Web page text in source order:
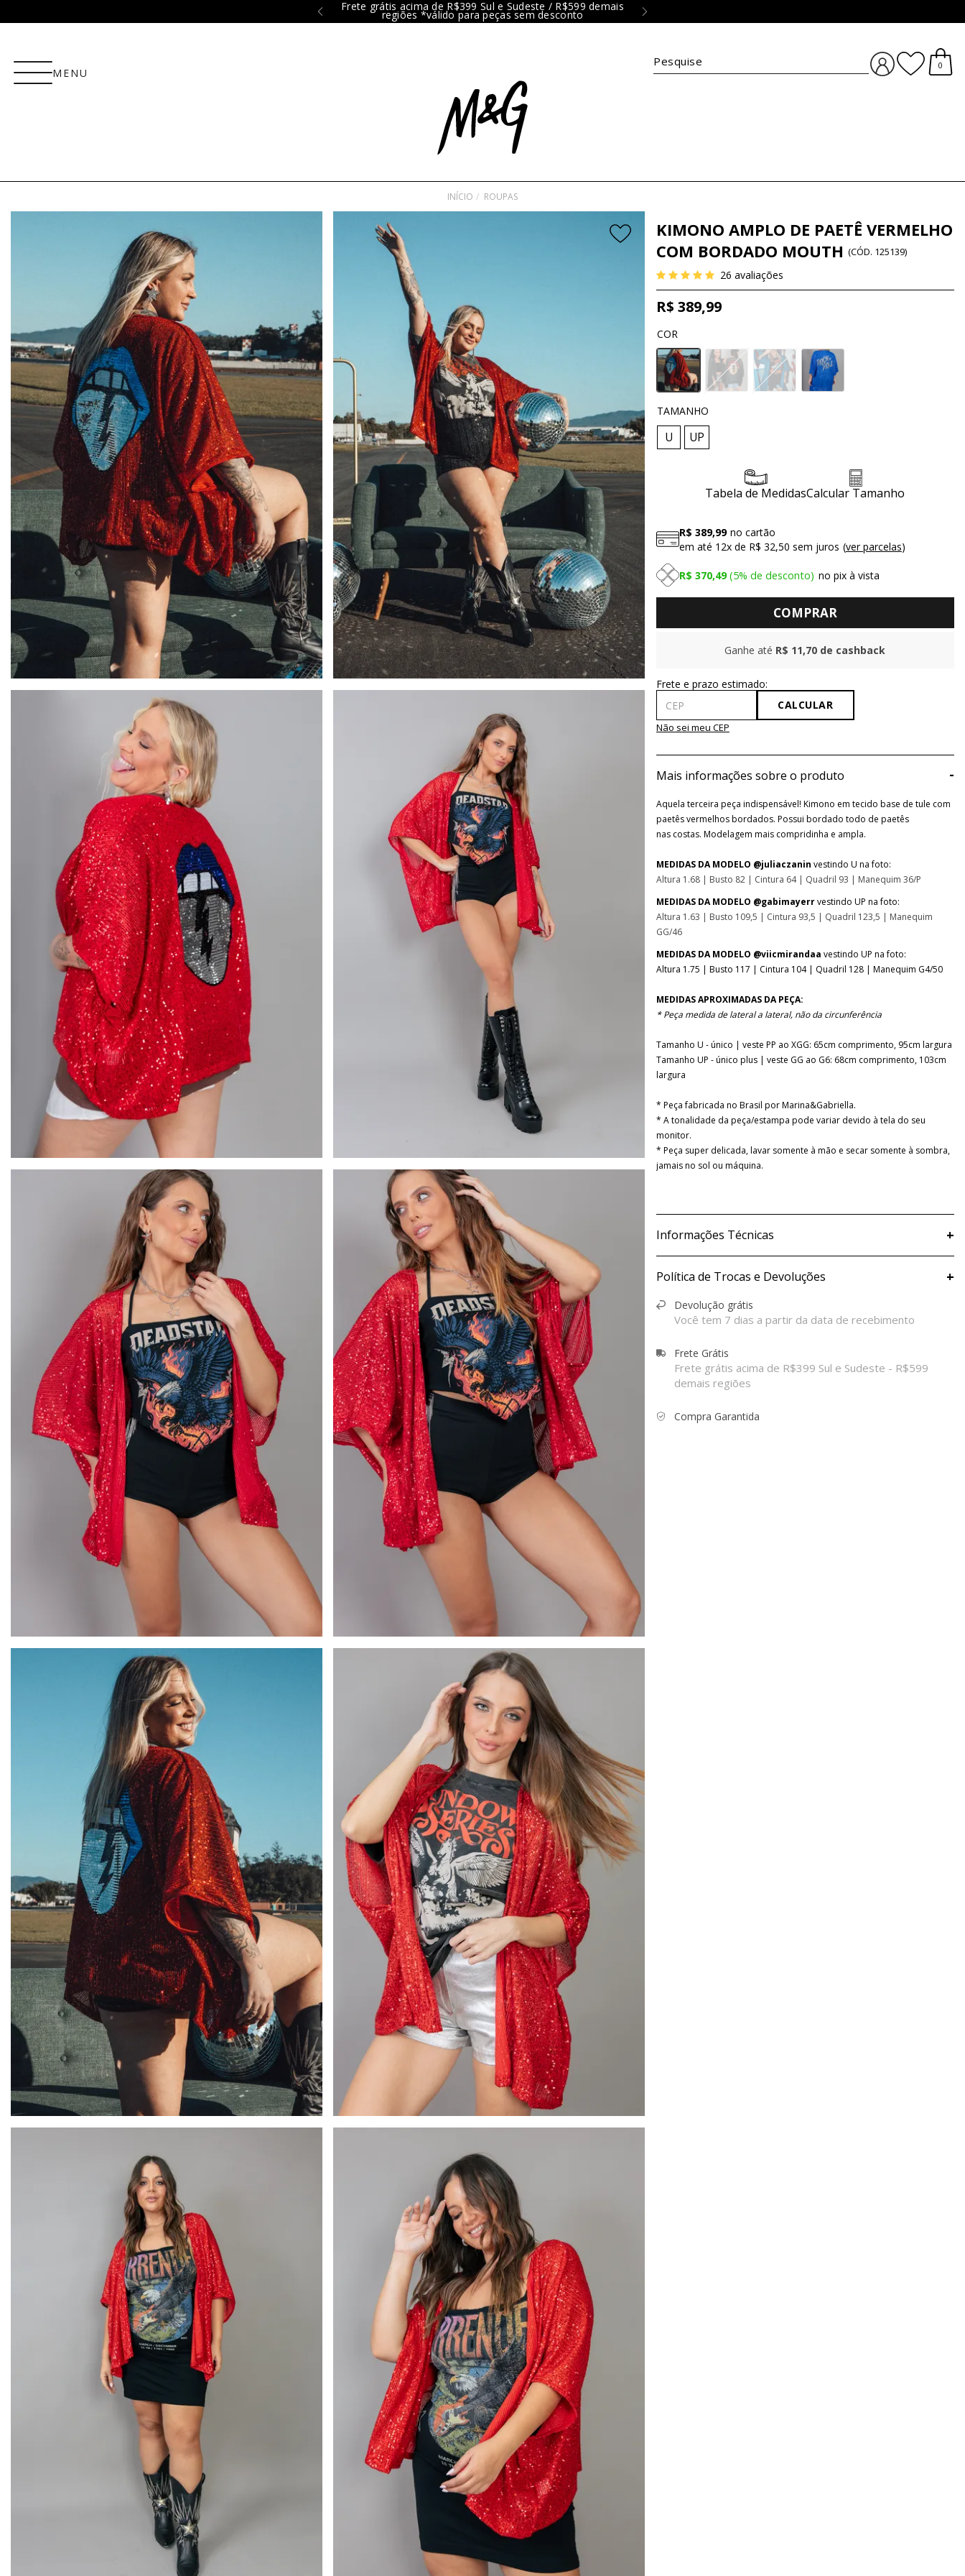
Frete grátis acima de R$399 Sul e Sudeste / R$599 demais
regiões *válido para peças sem desconto
MENU
0
INÍCIO ROUPAS
KIMONO AMPLO DE PAETÊ VERMELHO
COM BORDADO MOUTH (CÓD. 125139)
26 avaliações
R$ 389,99
COR
TAMANHO
U UP
Tabela de MedidasCalcular Tamanho
R$ 389,99 no cartão
em até 12xde R$ 32,50 sem juros ver parcelas
R$ 370,49 no pix à vista
5% de desconto
COMPRAR
Ganhe até R$ 11,70 de cashback
Não sei meu CEP
CALCULAR
Mais informações sobre o produto -
Aquela terceira peça indispensável! Kimono em tecido base de tule com
paetês vermelhos bordados. Possui bordado todo de paetês
nas costas. Modelagem mais compridinha e ampla.
MEDIDAS DA MODELO @juliaczanin vestindo U na foto:
Altura 1.68 | Busto 82 | Cintura 64 | Quadril 93 | Manequim 36/P
MEDIDAS DA MODELO @gabimayerrvestindo UP na foto:
Altura 1.63 | Busto 109,5 | Cintura 93,5 | Quadril 123,5 | Manequim
GG/46
MEDIDAS DA MODELO @viicmirandaa vestindo UP na foto:
Altura 1.75 | Busto 117 | Cintura 104 | Quadril 128 | Manequim G4/50
MEDIDAS APROXIMADAS DA PEÇA:
* Peça medida de lateral a lateral, não da circunferência
Tamanho U - único | veste PP ao XGG: 65cm comprimento, 95cm largura
Tamanho UP - único plus | veste GG ao G6: 68cm comprimento, 103cm
largura
* Peça fabricada no Brasil por Marina&Gabriella.
* A tonalidade da peça/estampa pode variar devido à tela do seu
monitor.
* Peça super delicada, lavar somente à mão e secar somente à sombra,
jamais no sol ou máquina.
Informações Técnicas +
Política de Trocas e Devoluções +
Devolução grátis
Você tem 7 dias a partir da data de recebimento
Frete Grátis
Frete grátis acima de R$399 Sul e Sudeste - R$599
demais regiões
Compra Garantida